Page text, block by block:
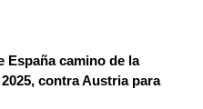
España camino de la
contra Austria para